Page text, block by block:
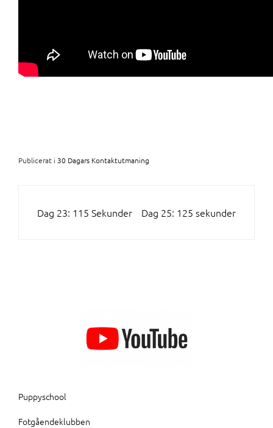
Publicerat i 30 Dagars Kontaktutmaning
INLÄGGSNAVIGERING
Dag 23: 115 Sekunder Dag 25: 125 sekunder
Puppyschool
Fotgåendeklubben